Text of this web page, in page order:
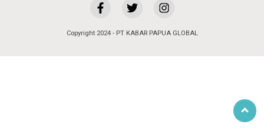
Copyright 2024 - PT KABAR PAPUA GLOBAL